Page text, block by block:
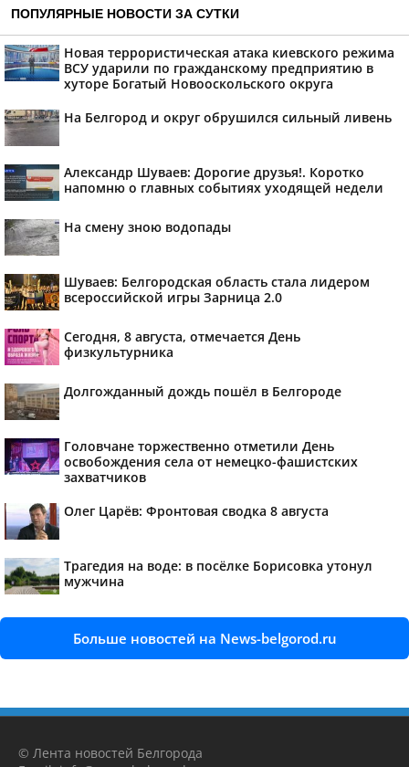
ПОПУЛЯРНЫЕ НОВОСТИ ЗА СУТКИ
Новая террористическая атака киевского режима
ВСУ ударили по гражданскому предприятию в
хуторе Богатый Новооскольского округа
На Белгород и округ обрушился сильный ливень
Александр Шуваев: Дорогие друзья!. Коротко
напомню о главных событиях уходящей недели
На смену зною водопады
Шуваев: Белгородская область стала лидером
всероссийской игры Зарница 2.0
Сегодня, 8 августа, отмечается День
физкультурника
Долгожданный дождь пошёл в Белгороде
Головчане торжественно отметили День
освобождения села от немецко-фашистских
захватчиков
Олег Царёв: Фронтовая сводка 8 августа
Трагедия на воде: в посёлке Борисовка утонул
мужчина
Больше новостей на News-belgorod.ru
© Лента новостей Белгорода